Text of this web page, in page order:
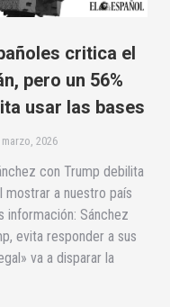
critica el
pero un 56%
usar las bases
marzo, 2026
con Trump debilita
mostrar a nuestro país
información: Sánchez
evita responder a sus
va a disparar la